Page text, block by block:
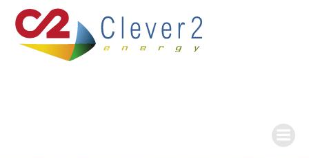
naar
de
inhoud